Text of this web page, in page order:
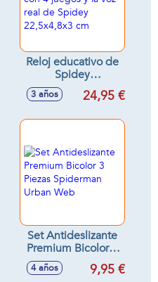
Reloj educativo de
Spidey
multifuncion con 4
juegos y la voz real
3 años 24,95 €
Set Antideslizante
Premium Bicolor 3
Piezas Spiderman
Urban Web
4 años 9,95 €